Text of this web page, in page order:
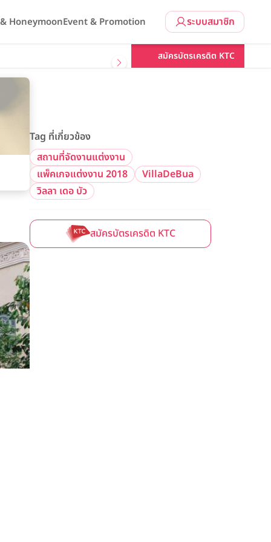
ระบบสมาชิก
HoneymoonEvent & Promotion
สมัครบัตรเครดิต KTC
Tag ที่เกี่ยวข้อง
สถานที่จัดงานแต่งงาน
แพ็คเกจแต่งงาน 2018
VillaDeBua
วิลลา เดอ บัว
สมัครบัตรเครดิต KTC